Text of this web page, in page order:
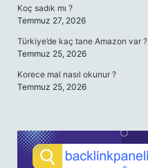
Koç sadık mı ?
Temmuz 27, 2026
Türkiye’de kaç tane Amazon var ?
Temmuz 25, 2026
Korece mal nasıl okunur ?
Temmuz 25, 2026